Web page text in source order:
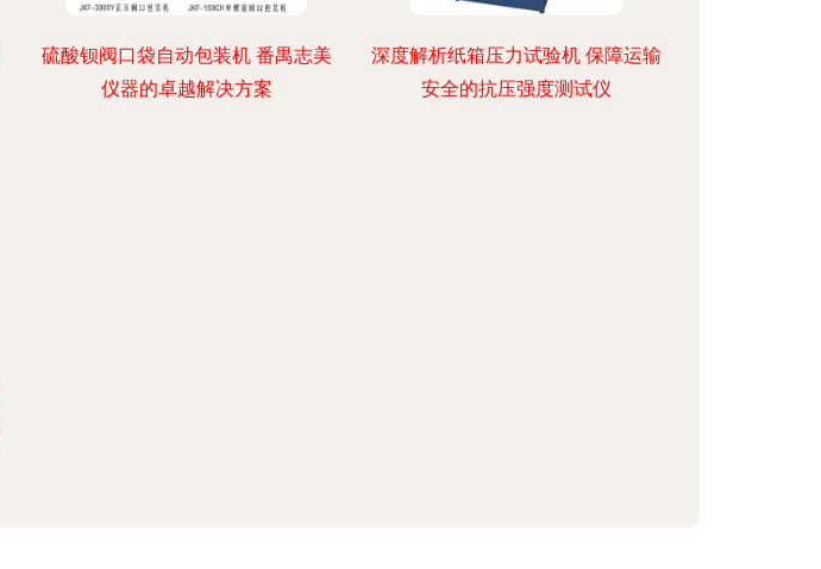
硫酸钡阀口袋自动包装机 番禺志美
仪器的卓越解决方案
深度解析纸箱压力试验机 保障运输
安全的抗压强度测试仪